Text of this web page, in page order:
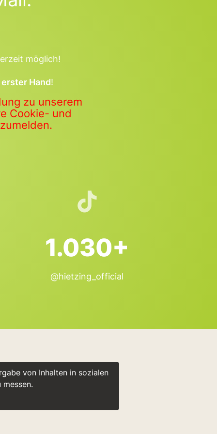
von Inhalten in sozialen
möglich!
Hand!
zu unserem
Cookie- und
1.030+
@hietzing_official